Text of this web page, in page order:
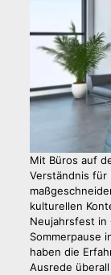
Mit Büros auf
Verständnis für
kulturellen
Neujahrsfest in
Sommerpause
haben die
Ausrede